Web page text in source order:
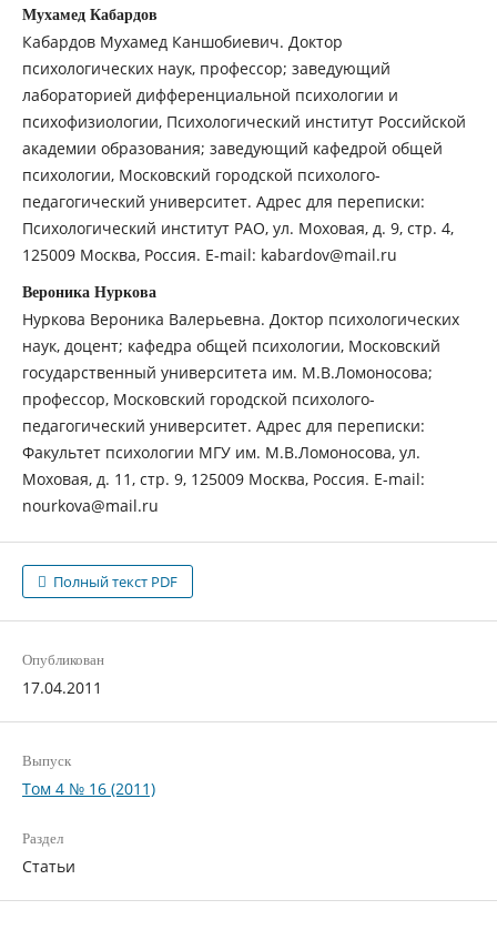
Мухамед Кабардов
Кабардов Мухамед Каншобиевич. Доктор
психологических наук, профессор; заведующий
лабораторией дифференциальной психологии и
психофизиологии, Психологический институт Российской
академии образования; заведующий кафедрой общей
психологии, Московский городской психолого-
педагогический университет. Адрес для переписки:
Психологический институт РАО, ул. Моховая, д. 9, стр. 4,
125009 Москва, Россия. E-mail: kabardov@mail.ru
Вероника Нуркова
Нуркова Вероника Валерьевна. Доктор психологических
наук, доцент; кафедра общей психологии, Московский
государственный университета им. М.В.Ломоносова;
профессор, Московский городской психолого-
педагогический университет. Адрес для переписки:
Факультет психологии МГУ им. М.В.Ломоносова, ул.
Моховая, д. 11, стр. 9, 125009 Москва, Россия. E-mail:
nourkova@mail.ru
Полный текст PDF
Опубликован
17.04.2011
Выпуск
Том 4 № 16 (2011)
Раздел
Статьи